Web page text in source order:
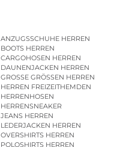
ANZUGSSCHUHE HERREN
BOOTS HERREN
CARGOHOSEN HERREN
DAUNENJACKEN HERREN
GROSSE GRÖSSEN HERREN
HERREN FREIZEITHEMDEN
HERRENHOSEN
HERRENSNEAKER
JEANS HERREN
LEDERJACKEN HERREN
OVERSHIRTS HERREN
POLOSHIRTS HERREN